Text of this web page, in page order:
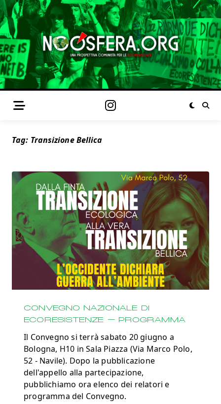
Tag: Transizione Bellica
CONVEGNO NAZIONALE DI
ECORESISTENZE – PROGRAMMA
Il Convegno si terrà sabato 20 giugno a
Bologna, H10 in Sala Piazza (Via Marco Polo,
52 - Navile). Dopo la pubblicazione
dell'appello alla partecipazione,
pubblichiamo ora elenco dei relatori e
programma del Convegno.